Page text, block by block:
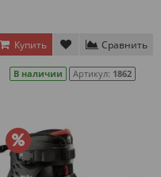
Купить Сравнить
В наличии Артикул: 1862